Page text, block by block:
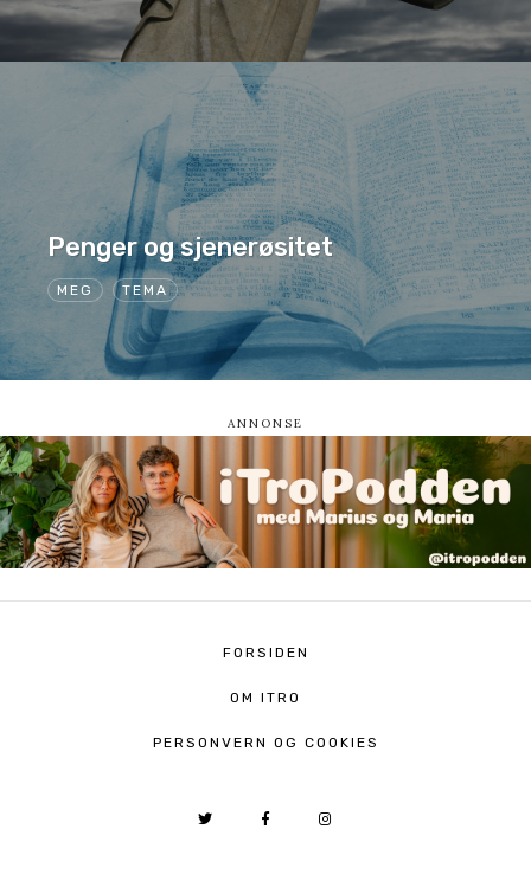
MEG TEMA
Penger og sjenerøsitet
FORSIDEN
OM ITRO
PERSONVERN OG COOKIES